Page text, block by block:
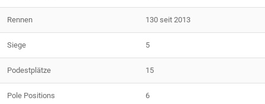
Rennen 130 seit 2013
Siege 5
Podestplätze 15
Pole Positions 6